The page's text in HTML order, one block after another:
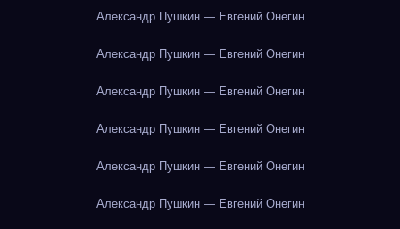
Александр Пушкин — Евгений Онегин
Александр Пушкин — Евгений Онегин
Александр Пушкин — Евгений Онегин
Александр Пушкин — Евгений Онегин
Александр Пушкин — Евгений Онегин
Александр Пушкин — Евгений Онегин